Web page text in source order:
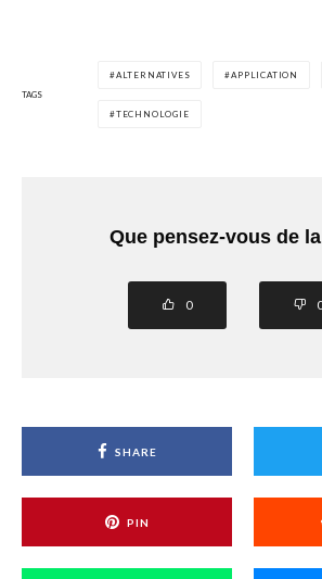
TAGS
ALTERNATIVES APPLICATION
TECHNOLOGIE
Que pensez-vous de
0
SHARE
PIN